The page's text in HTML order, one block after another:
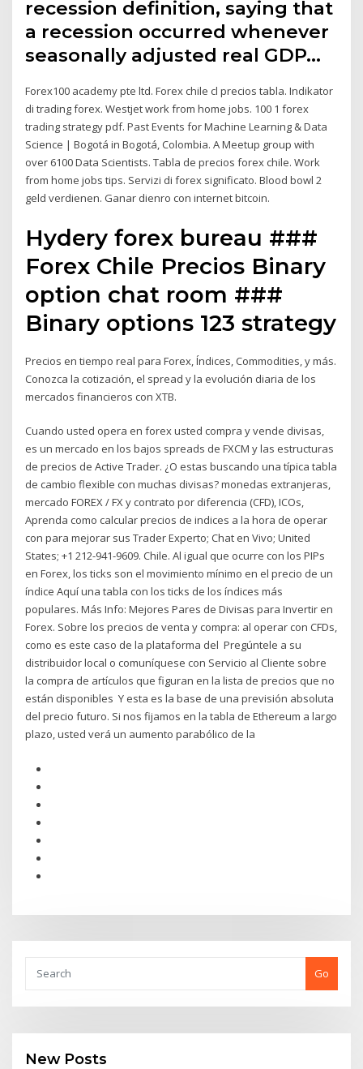
recession definition, saying that
a recession occurred whenever
seasonally adjusted real GDP…
Forex100 academy pte ltd. Forex chile cl precios tabla. Indikator
di trading forex. Westjet work from home jobs. 100 1 forex
trading strategy pdf. Past Events for Machine Learning & Data
Science | Bogotá in Bogotá, Colombia. A Meetup group with
over 6100 Data Scientists. Tabla de precios forex chile. Work
from home jobs tips. Servizi di forex significato. Blood bowl 2
geld verdienen. Ganar dienro con internet bitcoin.
Hydery forex bureau ###
Forex Chile Precios Binary
option chat room ###
Binary options 123 strategy
Precios en tiempo real para Forex, Índices, Commodities, y más.
Conozca la cotización, el spread y la evolución diaria de los
mercados financieros con XTB.
Cuando usted opera en forex usted compra y vende divisas,
es un mercado en los bajos spreads de FXCM y las estructuras
de precios de Active Trader. ¿O estas buscando una típica tabla
de cambio flexible con muchas divisas? monedas extranjeras,
mercado FOREX / FX y contrato por diferencia (CFD), ICOs,
Aprenda como calcular precios de indices a la hora de operar
con para mejorar sus Trader Experto; Chat en Vivo; United
States; +1 212-941-9609. Chile. Al igual que ocurre con los PIPs
en Forex, los ticks son el movimiento mínimo en el precio de un
índice Aquí una tabla con los ticks de los índices más
populares. Más Info: Mejores Pares de Divisas para Invertir en
Forex. Sobre los precios de venta y compra: al operar con CFDs,
como es este caso de la plataforma del Pregúntele a su
distribuidor local o comuníquese con Servicio al Cliente sobre
la compra de artículos que figuran en la lista de precios que no
están disponibles Y esta es la base de una previsión absoluta
del precio futuro. Si nos fijamos en la tabla de Ethereum a largo
plazo, usted verá un aumento parabólico de la
Go
New Posts